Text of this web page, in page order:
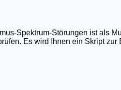
Spektrum-Störungen ist als
Es wird Ihnen ein Skript